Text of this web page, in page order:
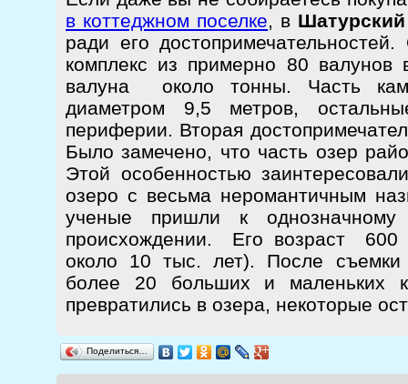
в коттеджном поселке, в
ради его
комплекс из примерно 80
валуна около тонны. Часть
диаметром 9,5 метров,
периферии. Вторая
Было замечено, что часть озер
Этой особенностью
озеро с весьма неромантичным
ученые пришли к
происхождении. Его возраст
около 10 тыс. лет). После
более 20 больших и маленьких
превратились в озера, некоторые
Поделиться…